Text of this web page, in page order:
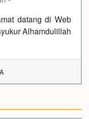
datang di Web
Alhamdulillah